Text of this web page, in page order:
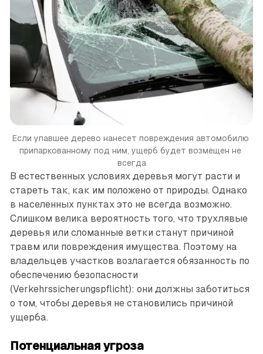
Если упавшее дерево нанесет повреждения автомобилю
припаркованному под ним, ущерб будет возмещен не
всегда
В естественных условиях деревья могут расти и
стареть так, как им положено от природы. Однако
в населенных пунктах это не всегда возможно.
Слишком велика вероятность того, что трухлявые
деревья или сломанные ветки станут причиной
травм или повреждения имущества. Поэтому на
владельцев участков возлагается обязанность по
обеспечению безопасности
(Verkehrssicherungspflicht): они должны заботиться
о том, чтобы деревья не становились причиной
ущерба.
Потенциальная угроза